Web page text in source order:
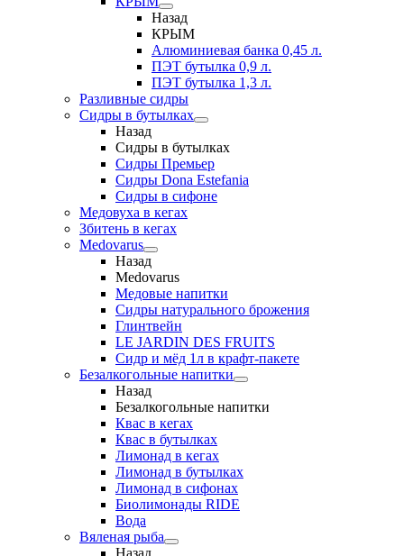
Назад
КРЫМ
Алюминиевая банка 0,45 л.
ПЭТ бутылка 0,9 л.
ПЭТ бутылка 1,3 л.
Разливные сидры
Сидры в бутылках
Назад
Сидры в бутылках
Сидры Премьер
Сидры Dona Estefania
Сидры в сифоне
Медовуха в кегах
Збитень в кегах
Medovarus
Назад
Medovarus
Медовые напитки
Сидры натурального брожения
Глинтвейн
LE JARDIN DES FRUITS
Сидр и мёд 1л в крафт-пакете
Безалкогольные напитки
Назад
Безалкогольные напитки
Квас в кегах
Квас в бутылках
Лимонад в кегах
Лимонад в бутылках
Лимонад в сифонах
Биолимонады RIDE
Вода
Вяленая рыба
Назад